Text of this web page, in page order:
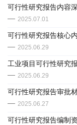
可行性研究报告内容
2025.07.01
可行性研究报告核心
2025.06.29
工业项目可行性研究
2025.06.29
可行性研究报告审批
2025.06.27
可行性研究报告编制